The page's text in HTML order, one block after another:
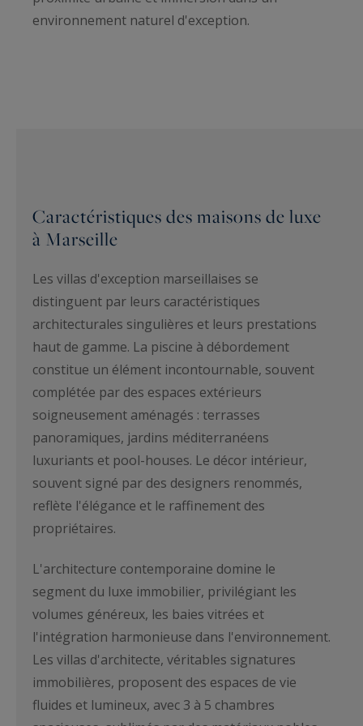
environnement naturel d'exception.
Caractéristiques des maisons de luxe
à Marseille
Les villas d'exception marseillaises se
distinguent par leurs caractéristiques
architecturales singulières et leurs prestations
haut de gamme. La piscine à débordement
constitue un élément incontournable, souvent
complétée par des espaces extérieurs
soigneusement aménagés : terrasses
panoramiques, jardins méditerranéens
luxuriants et pool-houses. Le décor intérieur,
souvent signé par des designers renommés,
reflète l'élégance et le raffinement des
propriétaires.
L'architecture contemporaine domine le
segment du luxe immobilier, privilégiant les
volumes généreux, les baies vitrées et
l'intégration harmonieuse dans l'environnement.
Les villas d'architecte, véritables signatures
immobilières, proposent des espaces de vie
fluides et lumineux, avec 3 à 5 chambres